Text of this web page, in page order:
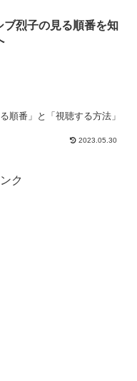
ブ烈子の見る順番を知
順番」と「視聴する方法」
2023.05.30
ク